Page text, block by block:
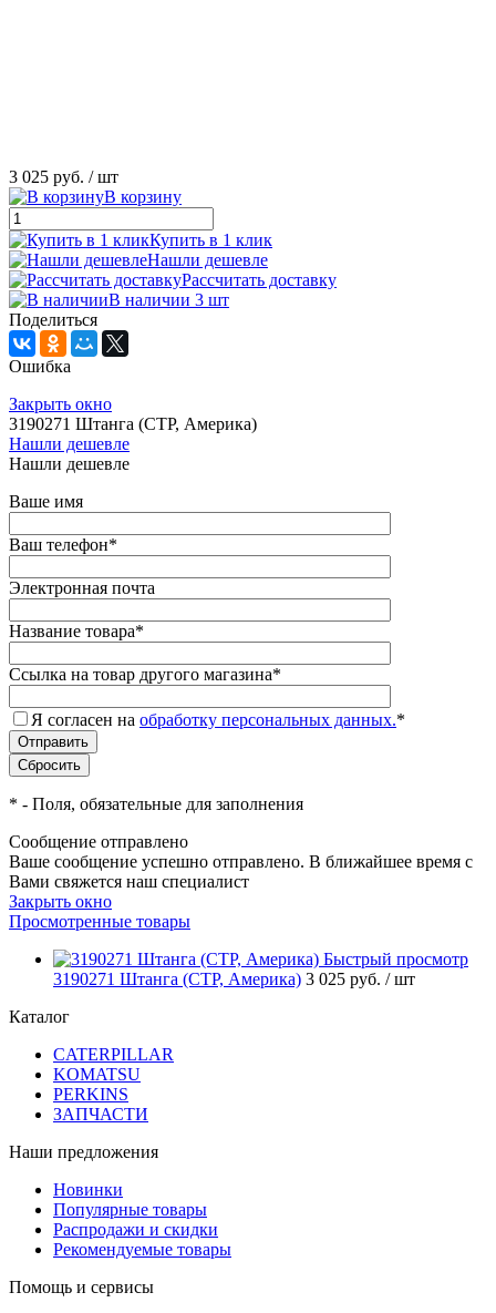
3 025 руб. / шт
В корзину
Купить в 1 клик
Нашли дешевле
Рассчитать доставку
В наличии 3 шт
Поделиться
Ошибка
Закрыть окно
3190271 Штанга (CTP, Америка)
Нашли дешевле
Нашли дешевле
Ваше имя
Ваш телефон*
Электронная почта
Название товара*
Ссылка на товар другого магазина*
Я согласен на обработку персональных данных.*
* - Поля, обязательные для заполнения
Сообщение отправлено
Ваше сообщение успешно отправлено. В ближайшее время с
Вами свяжется наш специалист
Закрыть окно
Просмотренные товары
Быстрый просмотр
3190271 Штанга (CTP, Америка) 3 025 руб. / шт
Каталог
CATERPILLAR
KOMATSU
PERKINS
ЗАПЧАСТИ
Наши предложения
Новинки
Популярные товары
Распродажи и скидки
Рекомендуемые товары
Помощь и сервисы